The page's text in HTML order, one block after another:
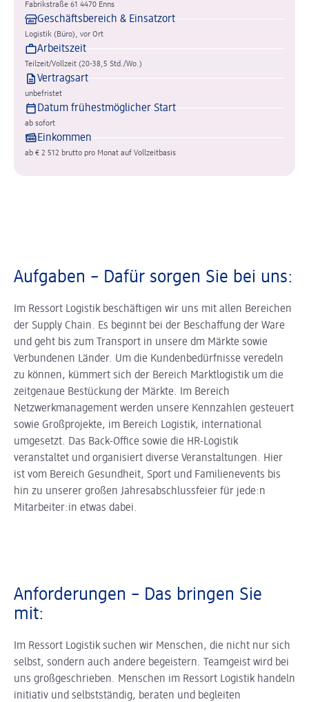
Fabrikstraße 61 4470 Enns
Geschäftsbereich & Einsatzort
Logistik (Büro), vor Ort
Arbeitszeit
Teilzeit/Vollzeit (20-38,5 Std./Wo.)
Vertragsart
unbefristet
Datum frühestmöglicher Start
ab sofort
Einkommen
ab € 2 512 brutto pro Monat auf Vollzeitbasis
Aufgaben – Dafür sorgen Sie bei uns:
Im Ressort Logistik beschäftigen wir uns mit allen Bereichen
der Supply Chain. Es beginnt bei der Beschaffung der Ware
und geht bis zum Transport in unsere dm Märkte sowie
Verbundenen Länder. Um die Kundenbedürfnisse veredeln
zu können, kümmert sich der Bereich Marktlogistik um die
zeitgenaue Bestückung der Märkte. Im Bereich
Netzwerkmanagement werden unsere Kennzahlen gesteuert
sowie Großprojekte, im Bereich Logistik, international
umgesetzt. Das Back-Office sowie die HR-Logistik
veranstaltet und organisiert diverse Veranstaltungen. Hier
ist vom Bereich Gesundheit, Sport und Familienevents bis
hin zu unserer großen Jahresabschlussfeier für jede:n
Mitarbeiter:in etwas dabei.
Anforderungen – Das bringen Sie
mit:
Im Ressort Logistik suchen wir Menschen, die nicht nur sich
selbst, sondern auch andere begeistern. Teamgeist wird bei
uns großgeschrieben. Menschen im Ressort Logistik handeln
initiativ und selbstständig, beraten und begleiten